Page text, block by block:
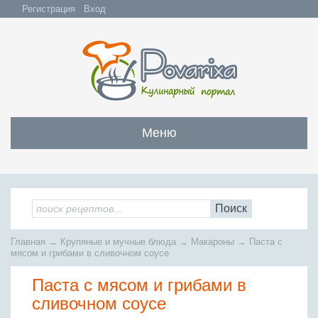
Регистрация Вход
Меню
Закуски
Все закуски
Бутерброды и сэндвичи
С мясом и субпродуктами
С рыбой и морепродуктами
Овощные и грибные
Заливные блюда
Салаты
Все салаты
Салаты с мясом
Супы
Все супы
Бульоны
Заправочные супы
Мясо
Всё мясо
Жареное мясо
Рыба
Поиск
Главная → Крупяные и мучные блюда → Макароны → Паста с
мясом и грибами в сливочном соусе
Паста с мясом и грибами в
сливочном соусе